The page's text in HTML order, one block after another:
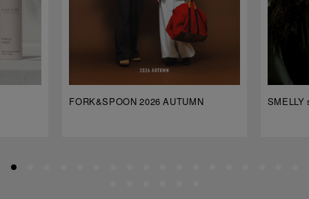
FORK&SPOON 2026 AUTUMN SMELLY